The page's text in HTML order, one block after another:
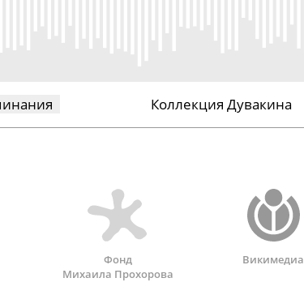
Коллекция Дувакина
Фонд
Михаила Прохорова
Викимедиа